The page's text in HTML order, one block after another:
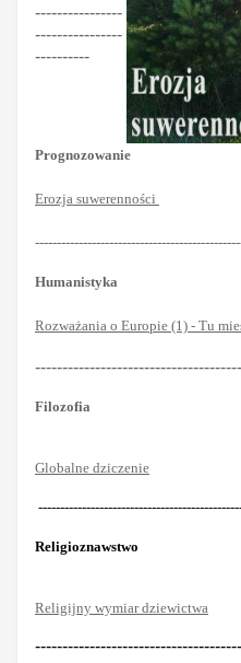
----------------
----------------
----------
Prognozowanie
Erozja suwerenności
Humanistyka
Rozważania o Europie (1) - Tu
Filozofia
Globalne dziczenie
Religioznawstwo
Religijny wymiar dziewictwa